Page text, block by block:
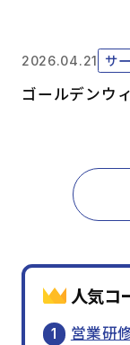
2026.04.21 サ
ゴールデンウ
人気コ
営業研